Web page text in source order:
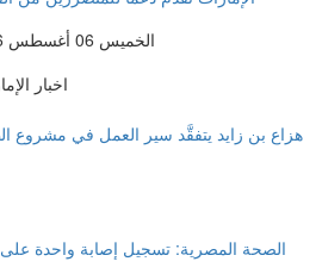
الخميس 06 أغسطس 2026 03:56 مساءً
اخبار
هزاع بن زايد يتفقَّد سير العمل في مشروع